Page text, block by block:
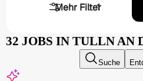
Mehr Filter
1
32 JOBS IN TULLN AN
Suche